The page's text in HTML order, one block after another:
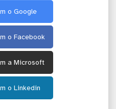
o Google
o Facebook
a Microsoft
o Linkedin